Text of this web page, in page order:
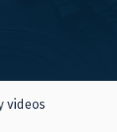
videos